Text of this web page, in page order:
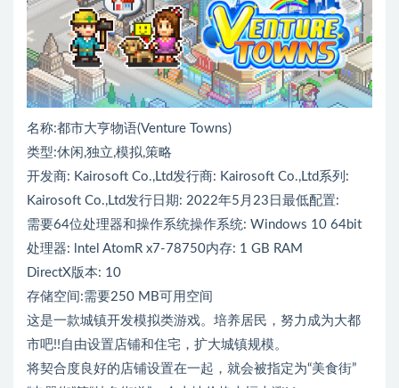
名称:都市大亨物语(Venture Towns)
类型:休闲,独立,模拟,策略
开发商: Kairosoft Co.,Ltd发行商: Kairosoft Co.,Ltd系列:
Kairosoft Co.,Ltd发行日期: 2022年5月23日最低配置:
需要64位处理器和操作系统操作系统: Windows 10 64bit
处理器: lntel AtomR x7-78750内存: 1 GB RAM
DirectX版本: 10
存储空间:需要250 MB可用空间
这是一款城镇开发模拟类游戏。培养居民，努力成为大都
市吧!!自由设置店铺和住宅，扩大城镇规模。
将契合度良好的店铺设置在一起，就会被指定为“美食街”